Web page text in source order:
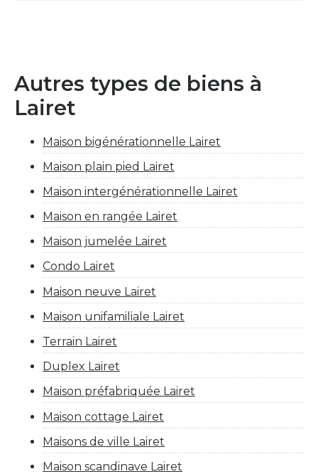
Autres types de biens à
Lairet
Maison bigénérationnelle Lairet
Maison plain pied Lairet
Maison intergénérationnelle Lairet
Maison en rangée Lairet
Maison jumelée Lairet
Condo Lairet
Maison neuve Lairet
Maison unifamiliale Lairet
Terrain Lairet
Duplex Lairet
Maison préfabriquée Lairet
Maison cottage Lairet
Maisons de ville Lairet
Maison scandinave Lairet